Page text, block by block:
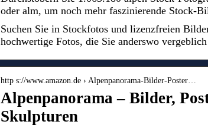
oder alm, um noch mehr faszinierende Stock-
Suchen Sie in Stockfotos und lizenzfreien
hochwertige Fotos, die Sie anderswo vergeblich
http s://www.amazon.de › Alpenpanorama-Bilder-Poster…
Alpenpanorama – Bilder,
Skulpturen